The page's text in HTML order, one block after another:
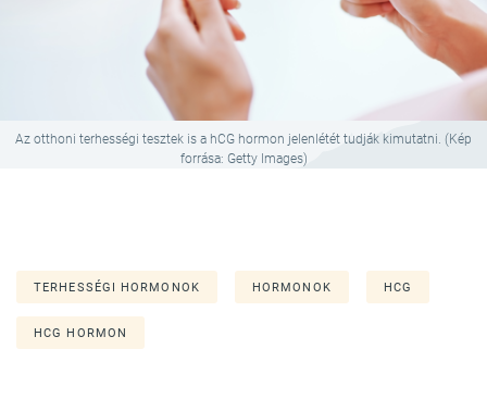
Az otthoni terhességi tesztek is a hCG hormon jelenlétét tudják kimutatni. (Kép
forrása: Getty Images)
TERHESSÉGI HORMONOK HORMONOK HCG
HCG HORMON